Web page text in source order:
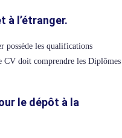
à l’étranger.
possède les qualifications
CV doit comprendre les Diplômes
le dépôt à la